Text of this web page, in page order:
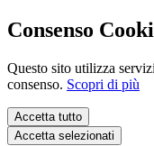
Consenso
Questo sito utilizza
consenso. Scopri di più
Accetta tutto
Accetta selezionati